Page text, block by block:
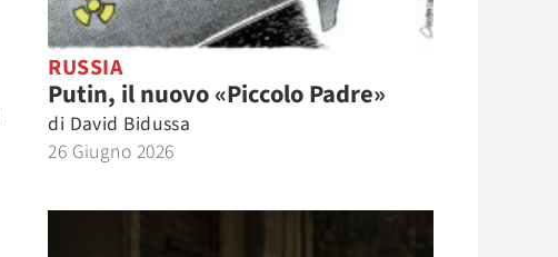
RUSSIA
Putin, il nuovo «Piccolo Padre»
di David Bidussa
26 Giugno 2026